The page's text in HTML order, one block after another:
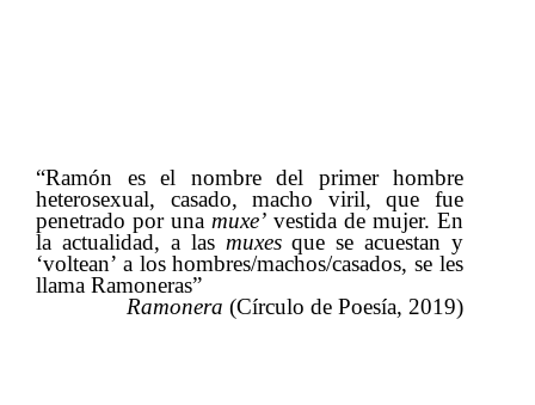
“Ramón es el nombre del primer hombre
heterosexual, casado, macho viril, que fue
penetrado por una​​ muxe’ ​​ vestida de mujer. En
la actualidad, a las​​ muxes​​ que se acuestan y
‘voltean’ a los hombres/machos/casados, se les
llama Ramoneras”
Ramonera ​​ (Círculo de Poesía, 2019)